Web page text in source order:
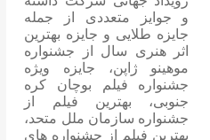
و جوایز متعددی از جمله
جایزه طلایی و جایزه بهترین
اثر هنری سال از جشنواره
موهینو ژاپن، جایزه ویژه
جشنواره فیلم بوچان کره
جنوبی، بهترین فیلم از
جشنواره سازمان ملل متحد،
بهترین فیلم از جشنواره های